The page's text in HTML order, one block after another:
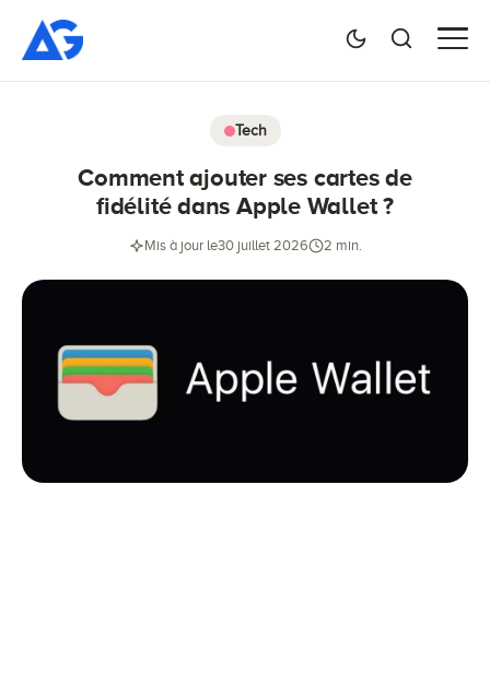
Tech
Comment ajouter ses cartes de
fidélité dans Apple Wallet ?
Mis à jour le30 juillet 2026 2 min.